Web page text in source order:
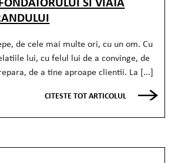
de cele mai multe ori, cu un om. Cu
lui, cu felul lui de a convinge, de
de a tine aproape clientii. La [...]
CITESTE TOT ARTICOLUL